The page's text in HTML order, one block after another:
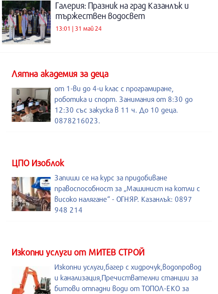
Галерия: Празник на град Казанлък и
тържествен водосвет
13:01 | 31 май 24
Лятна академия за деца
от 1-ви до 4-и клас с програмиране,
роботика и спорт. Занимания от 8:30 до
12:30 със закуска в 11 ч. До 10 деца.
0878216023.
ЦПО Изоблок
Запиши се на курс за придобиване
правоспособност за „Машинист на котли с
високо налягане“ - ОГНЯР. Казанлък: 0897
948 214
Изкопни услуги от МИТЕВ СТРОЙ
Изкопни услуги,багер с хидрочук,водопровод
и канализация,Пречиствателни станции за
битови отпадни води от ТОПОЛ-ЕКО за